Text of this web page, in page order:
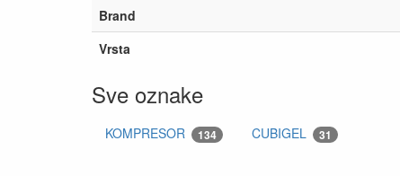
Brand
Vrsta
Sve oznake
KOMPRESOR 134 CUBIGEL 31